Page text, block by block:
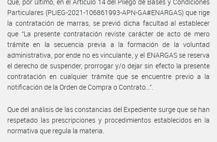
Particulares (PLIEG-2021-106861993-APN-GA#ENARGAS) que rige
la contratación de marras, se previó dicha facultad al establecer
que “La presente contratación reviste carácter de acto de mero
trámite en la secuencia previa a la formación de la voluntad
administrativa, por ende no es vinculante, y el ENARGAS se reserva
el derecho de suspender, prorrogar y/o dejar sin efecto la presente
contratación en cualquier trámite que se encuentre previo a la
notificación de la Orden de Compra o Contrato…”.
Que del análisis de las constancias del Expediente surge que se han
respetado las prescripciones y procedimientos establecidos en la
normativa que regula la materia.